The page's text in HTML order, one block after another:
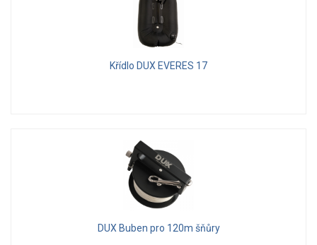
Křídlo DUX EVERES 17
DUX Buben pro 120m šňůry